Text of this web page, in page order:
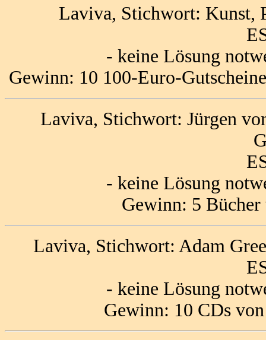
Laviva, Stichwort: Kunst,
- keine Lösung
Gewinn: 10 100-Euro-
Laviva, Stichwort: Jürgen
- keine Lösung
Gewinn: 5
Laviva, Stichwort: Adam
- keine Lösung
Gewinn: 10 CDs